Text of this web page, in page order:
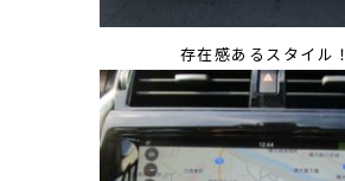
存在感あるスタイル！